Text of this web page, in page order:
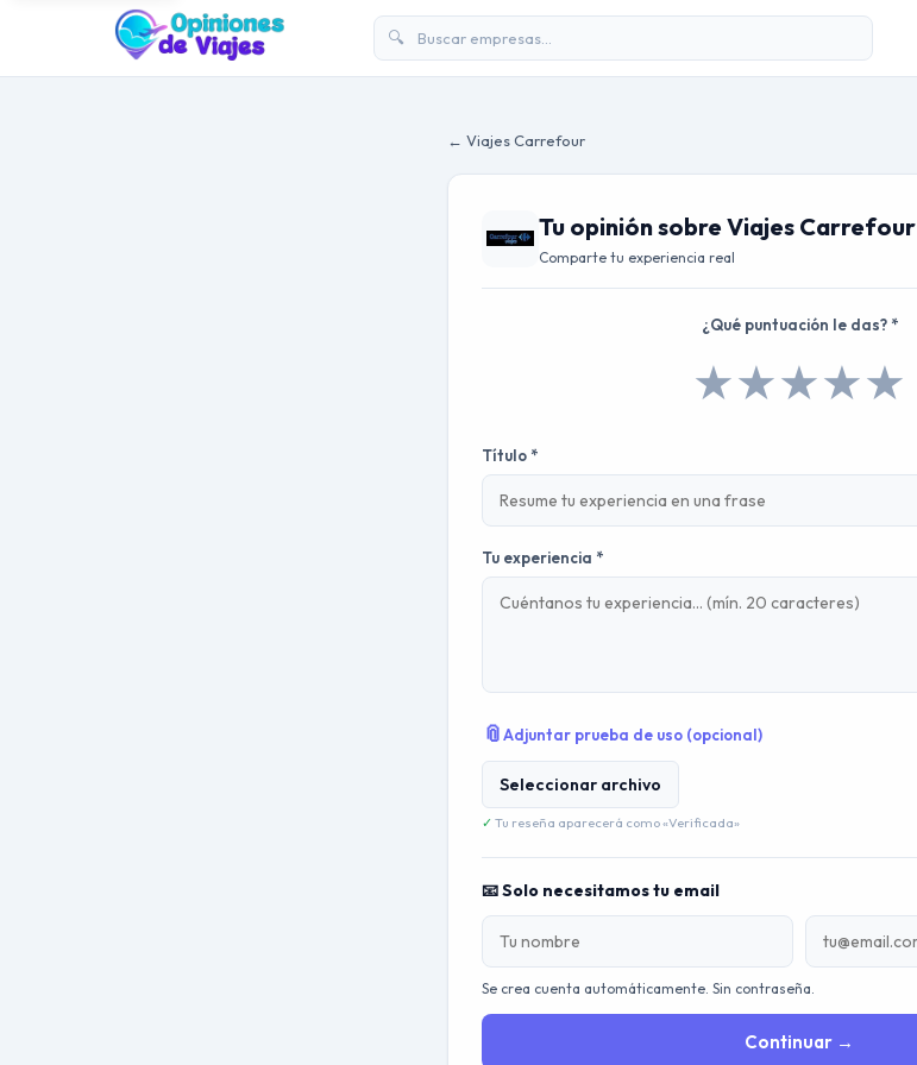
🔍
← Viajes Carrefour
Tu opinión sobre Viajes Carrefour
Comparte tu experiencia real
¿Qué puntuación le das? *
★★★★★
Título *
Tu experiencia *
📎Adjuntar prueba de uso (opcional)
Seleccionar archivo
✓ Tu reseña aparecerá como «Verificada»
📧 Solo necesitamos tu email
Se crea cuenta automáticamente. Sin contraseña.
Continuar →